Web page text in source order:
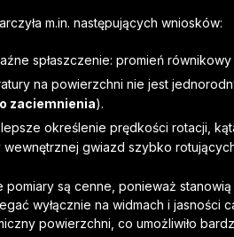
m.in. następujących wniosków:
spłaszczenie: promień
na powierzchni nie jest
zaciemnienia).
lepsze określenie prędkości rotacji,
wewnętrznej gwiazd szybko
pomiary są cenne, ponieważ
wyłącznie na widmach i jasności
powierzchni, co umożliwiło